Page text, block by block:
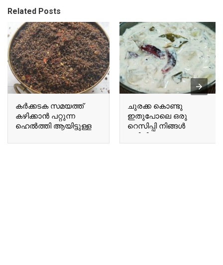
Related Posts
കർക്കടക സമയത്ത്
കഴിക്കാൻ പറ്റുന്ന
ഹെൽത്തി ആയിട്ടുള്ള
suitable for
ചുരക്ക കൊണ്ടു
ഇതുപോലെ ഒരു
റെസിപ്പി നിങ്ങൾ
കഴിച്ചിട്ടുണ്ടോ Have you
ever tried a recipe like